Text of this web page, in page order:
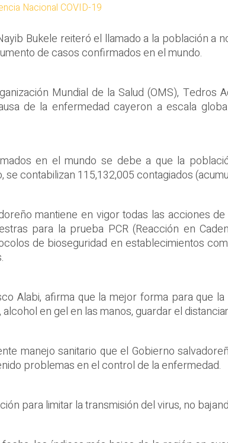
Nacional COVID-19
Bukele reiteró el llamado a la población a
de casos confirmados en el mundo.
Mundial de la Salud (OMS),
de la enfermedad cayeron a escala
en el mundo se debe a que la
contabilizan 115,132,005 contagiados
mantiene en vigor todas las acciones
para la prueba PCR (Reacción en
de bioseguridad en establecimientos
Alabi, afirma que la mejor forma para que
en gel en las manos, guardar el
manejo sanitario que el Gobierno
problemas en el control de la enfermedad.
para limitar la transmisión del virus, no